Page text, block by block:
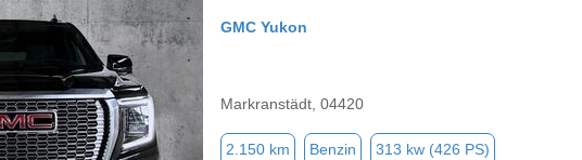
GMC Yukon
Markranstädt, 04420
2.150 km Benzin 313 kw (426 PS)